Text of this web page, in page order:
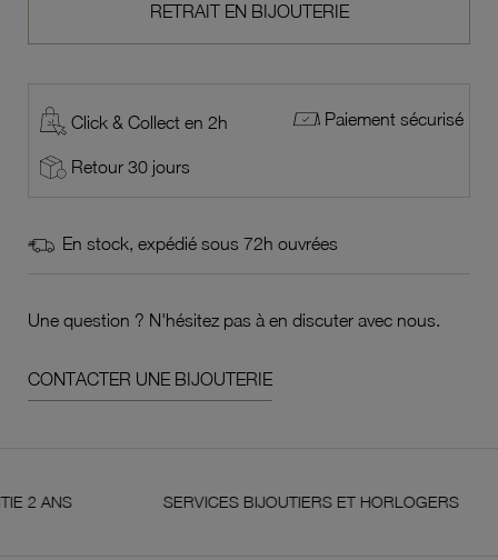
RETRAIT EN BIJOUTERIE
Click & Collect en 2h Paiement sécurisé
Retour 30 jours
En stock, expédié sous 72h ouvrées
Une question ? N'hésitez pas à en discuter avec nous.
CONTACTER UNE BIJOUTERIE
SERVICES BIJOUTIERS ET HORLOGERS